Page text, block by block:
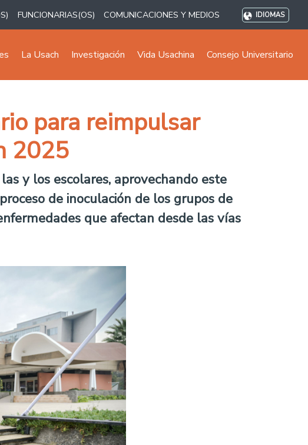
FUNCIONARIAS(OS) COMUNICACIONES Y MEDIOS IDIOMAS
La Usach Investigación Vida Usachina Consejo Universitario
para reimpulsar
2025
y los escolares, aprovechando este
de inoculación de los grupos de
que afectan desde las vías